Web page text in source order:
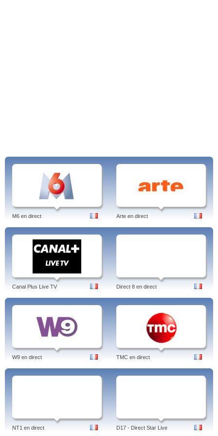
M6 en direct Arte en direct
Canal Plus Live TV Direct 8 en direct
W9 en direct TMC en direct
NT1 en direct D17 - Direct Star Live